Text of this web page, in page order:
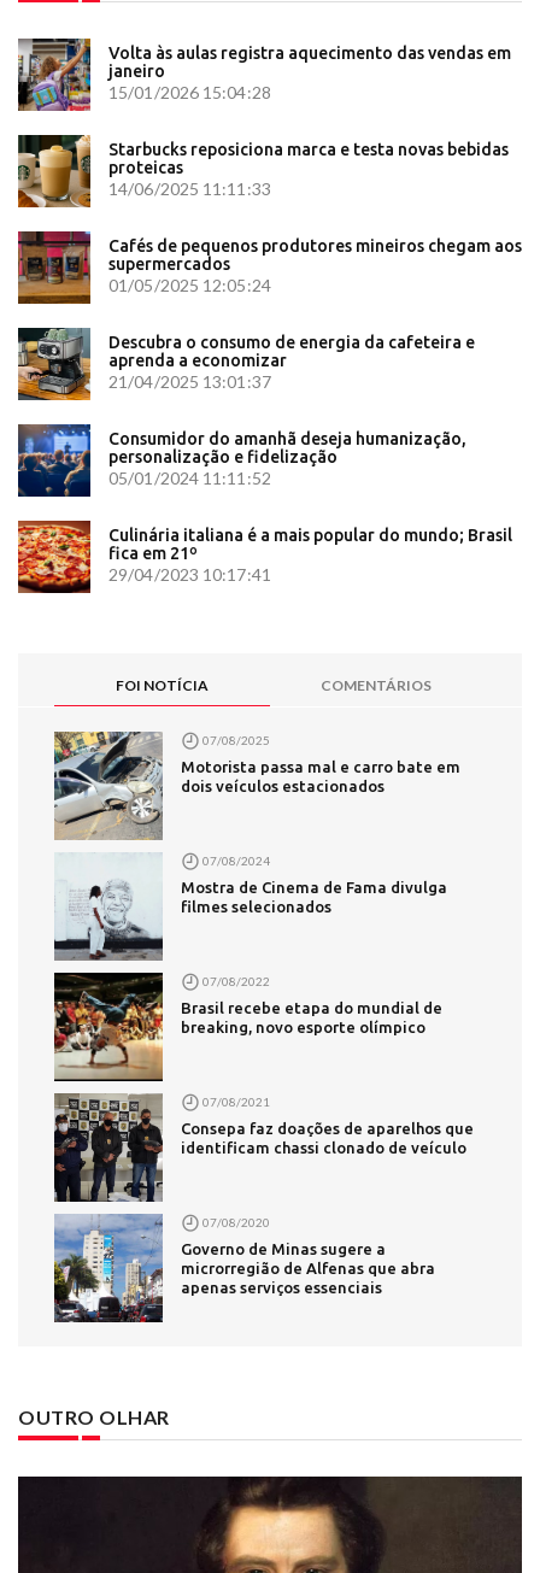
Volta às aulas registra aquecimento das vendas em
janeiro
15/01/2026 15:04:28
Starbucks reposiciona marca e testa novas bebidas
proteicas
14/06/2025 11:11:33
Cafés de pequenos produtores mineiros chegam aos
supermercados
01/05/2025 12:05:24
Descubra o consumo de energia da cafeteira e
aprenda a economizar
21/04/2025 13:01:37
Consumidor do amanhã deseja humanização,
personalização e fidelização
05/01/2024 11:11:52
Culinária italiana é a mais popular do mundo; Brasil
fica em 21º
29/04/2023 10:17:41
FOI NOTÍCIA COMENTÁRIOS
07/08/2025
Motorista passa mal e carro bate em
dois veículos estacionados
07/08/2024
Mostra de Cinema de Fama divulga
filmes selecionados
07/08/2022
Brasil recebe etapa do mundial de
breaking, novo esporte olímpico
07/08/2021
Consepa faz doações de aparelhos que
identificam chassi clonado de veículo
07/08/2020
Governo de Minas sugere a
microrregião de Alfenas que abra
apenas serviços essenciais
OUTRO OLHAR